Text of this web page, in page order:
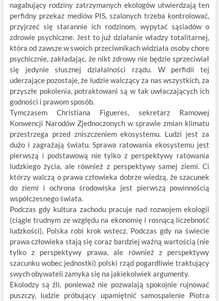
nagabujący rodziny zatrzymanych ekologów utwierdzają ten
perfidny przekaz mediów PIS, szalonych trzeba kontrolować,
przyjrzeć się starannie ich rodzinom, wypytać sąsiadów o
zdrowie psychiczne. Jest to już działanie władzy totalitarnej,
która od zawsze w swoich przeciwnikach widziała osoby chore
psychicznie, zakładając, że nikt zdrowy nie będzie sprzeciwiał
się jedynie słusznej działalności rządu. W perfidii tej
uderzające pozostaje, że ludzie walczący za nas wszystkich, za
przyszłe pokolenia, potraktowani są w tak uwłaczających ich
godności i prawom sposób.
Tymczasem Christiana Figueres, sekretarz Ramowej
Konwencji Narodów Zjednoczonych w sprawie zmian klimatu
przestrzega przed zniszczeniem ekosystemu. Ludzi jest za
dużo i zagrażają światu. Sprawa ratowania ekosystemu jest
pierwszą i podstawową nie tylko z perspektywy ratowania
ludzkiego życia, ale również z perspektywy samej ziemi. Ci
którzy walczą o prawa człowieka dobrze wiedzą, że szacunek
do ziemi i ochrona środowiska jest pierwszą powinnością
współczesnego świata.
Podczas gdy kultura zachodu pracuje nad rozwojem ekologii
(ciągle trudnym ze względu na ekonomię i rosnącą liczebność
ludzkości), Polska robi krok wstecz. Podczas gdy na świecie
prawa człowieka stają się coraz bardziej ważną wartością (nie
tylko z perspektywy prawa, ale również z perspektywy
szacunku wobec jednostki) polski rząd pogardliwie traktujący
swych obywateli zamyka się na jakiekolwiek argumenty.
Ekolodzy są źli, ponieważ nie pozwalają spokojnie rujnować
puszczy, ludzie próbujący upamiętnić samospalenie Piotra